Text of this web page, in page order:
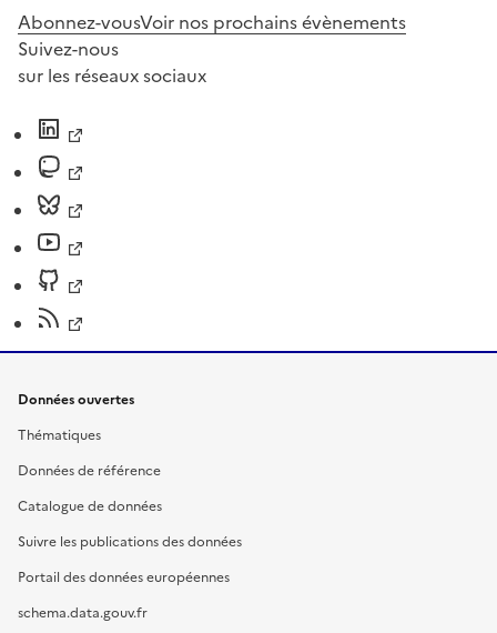
Abonnez-vousVoir nos prochains évènements
Suivez-nous
sur les réseaux sociaux
Données ouvertes
Thématiques
Données de référence
Catalogue de données
Suivre les publications des données
Portail des données européennes
schema.data.gouv.fr